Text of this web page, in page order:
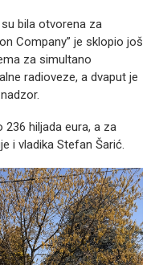
bila otvorena za
Company” je sklopio još
za simultano
radioveze, a dvaput je
hiljada eura, a za
i vladika Stefan Šarić.